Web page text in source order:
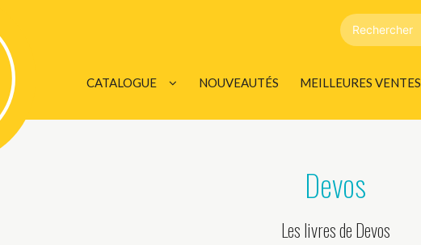
CATALOGUE
BIEN ÊTRE / DÉVELOPPEMENT
NOUVEAUTÉS MEILLEURES VENTES
Devos
Les livres de Devos